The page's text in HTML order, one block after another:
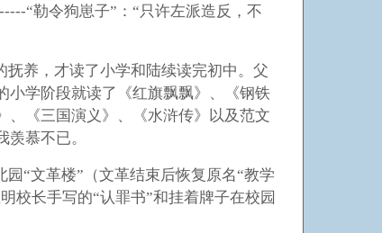
“勒令狗崽子”：“只许左派造反，不
养，才读了小学和陆续读完初中。父
小学阶段就读了《红旗飘飘》、《钢铁
、《三国演义》、《水浒传》以及范文
慕不已。
“文革楼”（文革结束后恢复原名“教学
校长手写的“认罪书”和挂着牌子在校园